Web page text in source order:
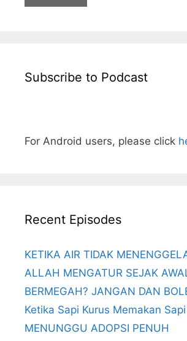
Subscribe to Podcast
For Android users, please click
Recent Episodes
KETIKA AIR TIDAK
ALLAH MENGATUR SEJAK
BERMEGAH? JANGAN DAN
Ketika Sapi Kurus Memakan
MENUNGGU ADOPSI PENUH